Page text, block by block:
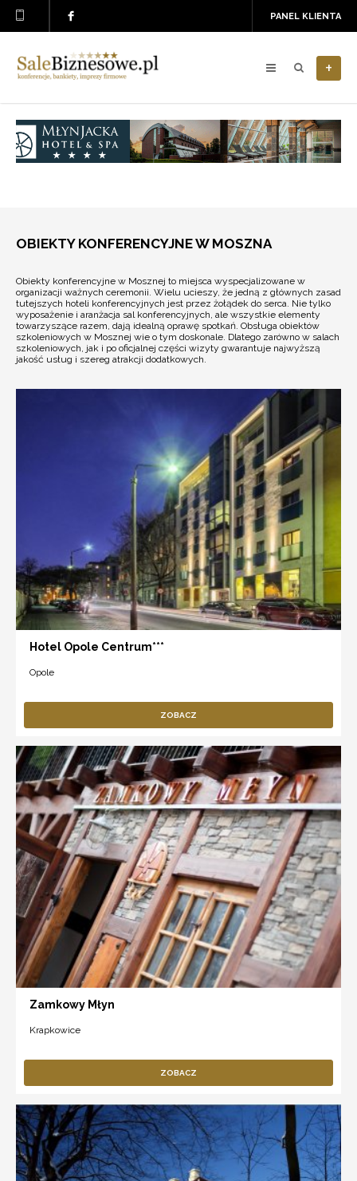
PANEL KLIENTA
+
OBIEKTY KONFERENCYJNE W MOSZNA
Obiekty konferencyjne w Mosznej to miejsca wyspecjalizowane w
organizacji ważnych ceremonii. Wielu ucieszy, że jedną z głównych zasad
tutejszych hoteli konferencyjnych jest przez żołądek do serca. Nie tylko
wyposażenie i aranżacja sal konferencyjnych, ale wszystkie elementy
towarzyszące razem, dają idealną oprawę spotkań. Obsługa obiektów
szkoleniowych w Mosznej wie o tym doskonale. Dlatego zarówno w salach
szkoleniowych, jak i po oficjalnej części wizyty gwarantuje najwyższą
jakość usług i szereg atrakcji dodatkowych.
Hotel Opole Centrum***
Opole
ZOBACZ
Zamkowy Młyn
Krapkowice
ZOBACZ